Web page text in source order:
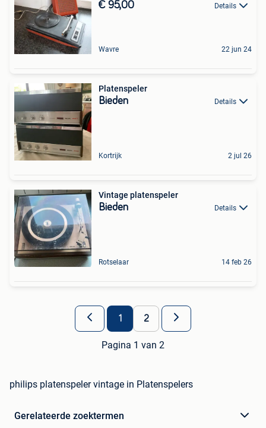
€ 95,00 Details
Wavre 22 jun 24
Platenspeler
Bieden Details
Kortrijk 2 jul 26
Vintage platenspeler
Bieden Details
Rotselaar 14 feb 26
1 2
Pagina 1 van 2
philips platenspeler vintage in Platenspelers
Gerelateerde zoektermen